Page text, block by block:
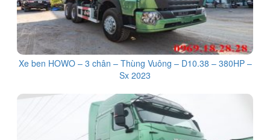
Xe ben HOWO – 3 chân – Thùng Vuông – D10.38 – 380HP –
Sx 2023